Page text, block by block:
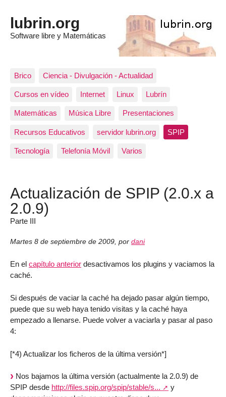
lubrin.org
Software libre y Matemáticas
Brico Ciencia - Divulgación - Actualidad
Cursos en vídeo Internet Linux Lubrín
Matemáticas Música Libre Presentaciones
Recursos Educativos servidor lubrin.org SPIP
Tecnología Telefonía Móvil Varios
Actualización de SPIP (2.0.x a
2.0.9)
Parte III
Martes 8 de septiembre de 2009, por dani
En el capítulo anterior desactivamos los plugins y vaciamos la
caché.
Si después de vaciar la caché ha dejado pasar algún tiempo,
puede que su web haya tenido visitas y la caché haya
empezado a llenarse. Puede volver a vaciarla y pasar al paso
4:
[*4) Actualizar los ficheros de la última versión*]
Nos bajamos la última versión (actualmente la 2.0.9) de
SPIP desde http://files.spip.org/spip/stable/s...
y